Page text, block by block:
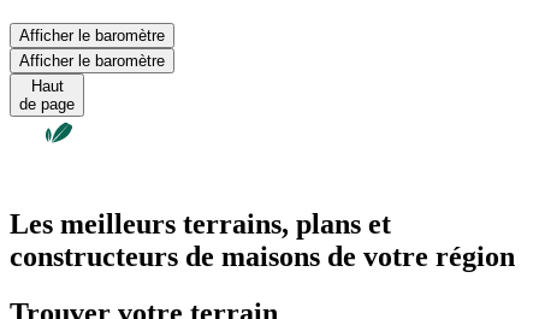
Afficher le baromètre
Afficher le baromètre
Haut
de page
Les meilleurs terrains, plans et
constructeurs de maisons de votre région
Trouver votre terrain